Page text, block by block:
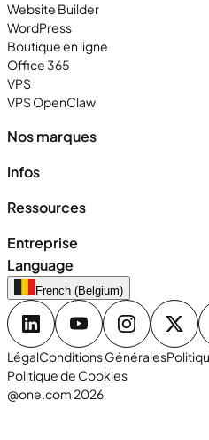
Website Builder
WordPress
Boutique en ligne
Office 365
VPS
VPS OpenClaw
Nos marques
Infos
Ressources
Entreprise
Language
French (Belgium)
LégalConditions Générales
Politique de Cookies
@one.com 2026